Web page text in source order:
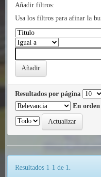
Añadir filtros:
Usa los filtros para afinar la
Resultados por página
En orden
Resultados 1-1 de 1.